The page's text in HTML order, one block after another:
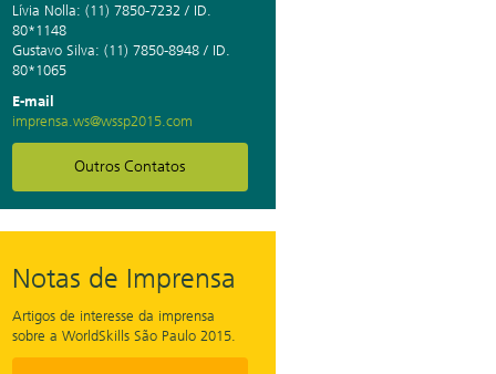
Lívia Nolla: (11) 7850-7232 / ID.
80*1148
Gustavo Silva: (11) 7850-8948 / ID.
80*1065
E-mail
imprensa.ws@wssp2015.com
Outros Contatos
Notas de Imprensa
Artigos de interesse da imprensa
sobre a WorldSkills São Paulo 2015.